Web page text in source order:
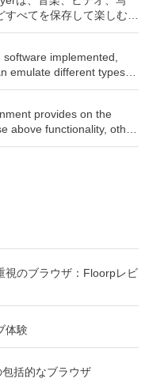
ール、オランダ、ノルス
ガル、スロヴェンスキー、
、Suomi、
同期します。 仮想キー
制御する必要のあるマシ
アクセスして、各コンピ
ドするだけです。次
使用して、ローカルマ
す。そこから、コンピュ
暗号化されます。アプリ
ドで保護します。コンピ
生 VRエクスペリエンス
ドセット、HTC、VIVE、
とキャストのサポート
ドインは、2007 Microsoft
項であり、2007 Microsoft
ス条項の対象となりま
いるオペレーティングシ
Vista、Windows
support for English,
and Polish
requires only a
as the paragraph
feature. It also has a PDF
feature. WPS Office
language UI,File
Multimedia
Powerful tool for data
with MS Office
2016 Free comes with
a useful a paragraph
It has an Office to PDF
and word count features.
Watermark in
to Word document
is a versatile word
is an easy to use and
you to create impressive
program is
べてを保存して楽しむ最
表示、外出先で楽しむた
さらには家中のデバイス
イン -
ターテイメントを楽しめ
ジタル音楽体験がさらに
トをすべて1つの場所に -
番組をすべて保存して楽
にいても音楽、ビデオ、
implemented,
types of
to DEC VT382, and it
It also
and some other useful
telnet and serial
Tera Term is
connection to any
free terminal emulator,
SSH
a good choice.
provides on the
above functionality, other
Workstation Pro is
most reliable app when
new software apps and
and vCloud Air
environments.
and performance
- Time-limited
- Broadwell and
Virtual Machines -
memory. Enhanced
and 4to6). Virtual
Enhanced Connectivity -
and Skype support.
視のブラウザ：Floorpレビ
体験
括的なブラウザ